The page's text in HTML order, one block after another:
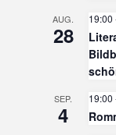
AUG.
28
19:00
SEP.
4
19:00